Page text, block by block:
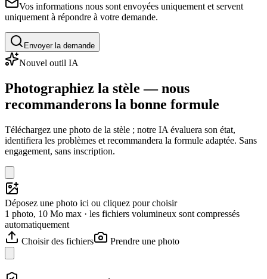
Vos informations nous sont envoyées uniquement et servent
uniquement à répondre à votre demande.
Envoyer la demande
Nouvel outil IA
Photographiez la stèle — nous
recommanderons la bonne formule
Téléchargez une photo de la stèle ; notre IA évaluera son état,
identifiera les problèmes et recommandera la formule adaptée. Sans
engagement, sans inscription.
Déposez une photo ici ou cliquez pour choisir
1 photo, 10 Mo max · les fichiers volumineux sont compressés
automatiquement
Choisir des fichiers
Prendre une photo